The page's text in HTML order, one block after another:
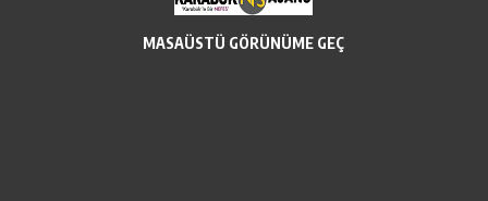
MASAÜSTÜ GÖRÜNÜME GEÇ